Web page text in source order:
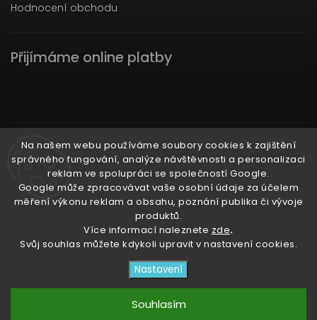
Na našem webu používáme soubory cookies k zajištění
správného fungování, analýze návštěvnosti a personalizaci
reklam ve spolupráci se společností Google.
Google může zpracovávat vaše osobní údaje za účelem
měření výkonu reklam a obsahu, poznání publika či vývoje
produktů.
Více informací naleznete zde.
Svůj souhlas můžete kdykoli upravit v nastavení cookies.
Nastavení
Souhlasím
Hodnocení obchodu
Přijímáme online platby
Instagram
Ať už ti nic neunikne!
3RACHAshop
vyhrazena.
Upravit nastavení cookies